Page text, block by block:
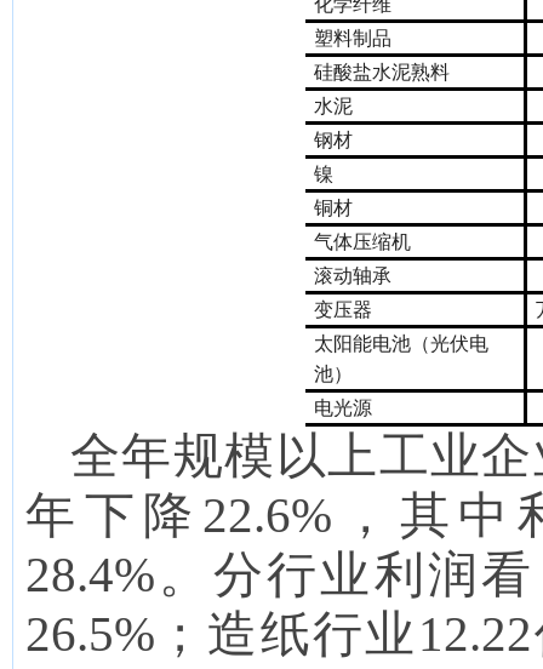
化学纤维
塑料制品
硅酸盐水泥熟料
水泥
钢材
镍
铜材
气体压缩机
滚动轴承
变压器
太阳能电池（光伏电
池）
电光源
全年规模以上工业
年 下降22.6% ， 其中
28.4%。分行业利润
26.5%；造纸行业12.22